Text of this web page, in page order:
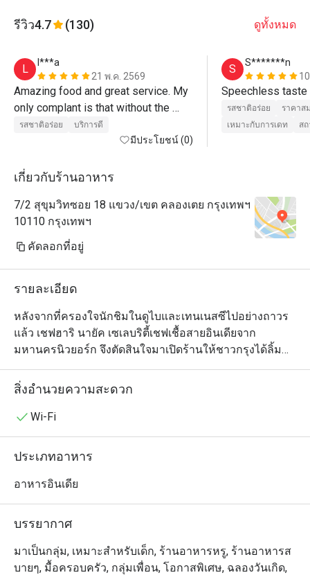
รีวิว4.7 (130) ดูทั้งหมด
L
l***a
21 พ.ค. 2569
Amazing food and great service. My
only complant is that without the
eatigo discount, it's r
รสชาติอร่อย บริการดี
มีประโยชน์ (0)
S
S*******n
Speechless taste
รสชาติอร่อย
ราคาส
เหมาะกับการเดท
ส
เกี่ยวกับร้านอาหาร
7/2 สุขุมวิทซอย 18 แขวง/เขต คลองเตย กรุงเทพฯ
10110 กรุงเทพฯ
คัดลอกที่อยู่
รายละเอียด
หลังจากที่ครองใจนักชิมในดูไบและเทนเนสซีไปอย่างถาวร
แล้ว เชฟฮาริ นายัค เซเลบริตี้เชฟเชื้อสายอินเดียจาก
มหานครนิวยอร์ก จึงตัดสินใจมาเปิดร้านให้ชาวกรุงได้ลิ้ม
ลองรสชาติอาหารอินเดียร่วมสมัยจากแถบชายฝั่งทะเลตอน
ใต้กันบ้าง ซึ่งเมนูของร้านโจฮ์ล (สุขุมวิท 18) นั้นมีเอกลักษณ์
ผสานระหว่างอาหารพื้นเมืองของอินเดียตอนใต้ (จากเมือง
อินเดีย) และวัตถุดิบในท้องถิ่นของประเทศไทย แต่ละจาน
ได้แก่ ปีกไก่ยัดไส้ แกงวินดาลูหมูสามชั้น และคอฟต้าขนุน
ในช่วงมื้อกลางวันและเย็น ผู้ที่ต้องการสัมผัสประสบการณ์
แปลกใหม่ในการรับประทานอาหารอินเดียไม่ควรพลาด
สิ่งอำนวยความสะดวก
Wi-Fi
ประเภทอาหาร
อาหารอินเดีย
บรรยากาศ
มาเป็นกลุ่ม, เหมาะสำหรับเด็ก, ร้านอาหารหรู, ร้านอาหารส
บายๆ, มื้อครอบครัว, กลุ่มเพื่อน, โอกาสพิเศษ, ฉลองวันเกิด,